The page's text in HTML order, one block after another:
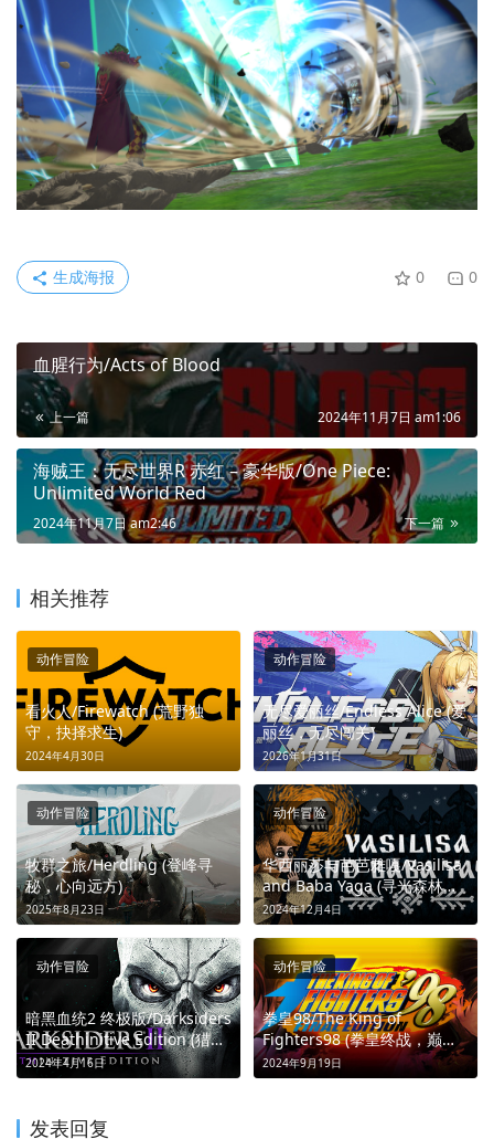
0 0
生成海报
血腥行为/Acts of Blood
上一篇 2024年11月7日 am1:06
海贼王：无尽世界R 赤红 – 豪华版/One Piece:
Unlimited World Red
下一篇
2024年11月7日 am2:46
相关推荐
看火人/Firewatch (荒野独
守，抉择求生)
2024年4月30日
动作冒险
无尽爱丽丝/Endless Alice (爱
丽丝，无尽闯关)
2026年1月31日
动作冒险
牧群之旅/Herdling (登峰寻
秘，心向远方)
2025年8月23日
动作冒险
华西丽莎与芭芭雅嘎/Vasilisa
and Baba Yaga (寻光森林，
织布求生)
2024年12月4日
动作冒险
暗黑血统2 终极版/Darksiders
II Deathinitive Edition (猎天
使，斩末世！)
2024年4月16日
动作冒险
拳皇98/The King of
Fighters98 (拳皇终战，巅峰
对决)
2024年9月19日
动作冒险
发表回复